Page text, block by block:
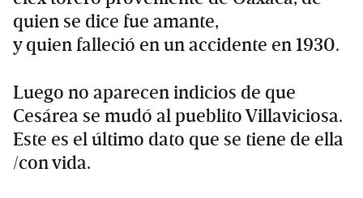
quien se dice fue amante,
y quien falleció en un accidente en 1930.
Luego no aparecen indicios de que
Cesárea se mudó al pueblito Villaviciosa.
Este es el último dato que se tiene de ella
/con vida.